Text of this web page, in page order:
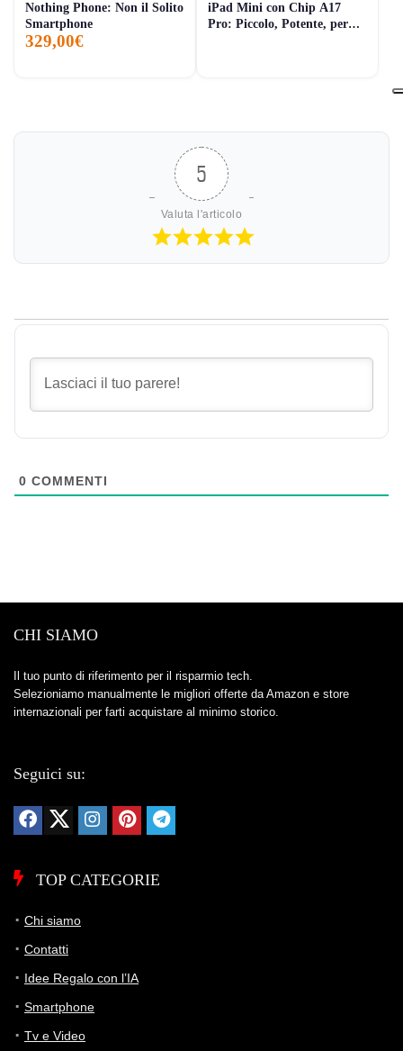
Nothing Phone: Non il Solito
Smartphone
329,00€
iPad Mini con Chip A17
Pro: Piccolo, Potente, per
5
Valuta l'articolo
0 COMMENTI
CHI SIAMO
Il tuo punto di riferimento per il risparmio tech.
Selezioniamo manualmente le migliori offerte da Amazon e store
internazionali per farti acquistare al minimo storico.
Seguici su:
TOP CATEGORIE
Chi siamo
Contatti
Idee Regalo con l’IA
Smartphone
Tv e Video